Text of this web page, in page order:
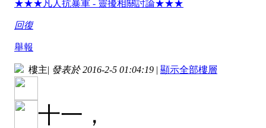
★★★凡人抗暴軍 - 靈擾相關討論★★★
回復
舉報
樓主| 發表於 2016-2-5 01:04:19 | 顯示全部樓層
十一，